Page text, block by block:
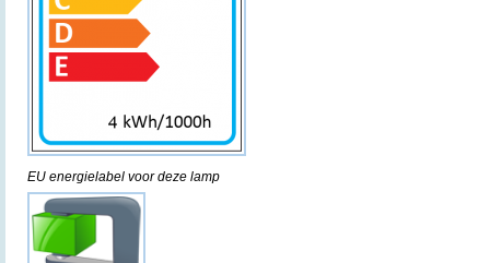
EU energielabel voor deze lamp